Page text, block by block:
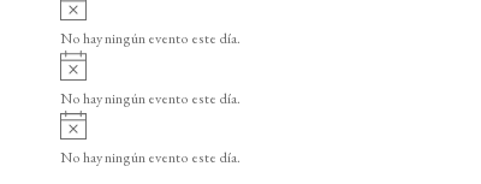
o
v
i
o
No hay ningún evento este día.
A
v
i
o
No hay ningún evento este día.
A
v
i
No hay ningún evento este día.